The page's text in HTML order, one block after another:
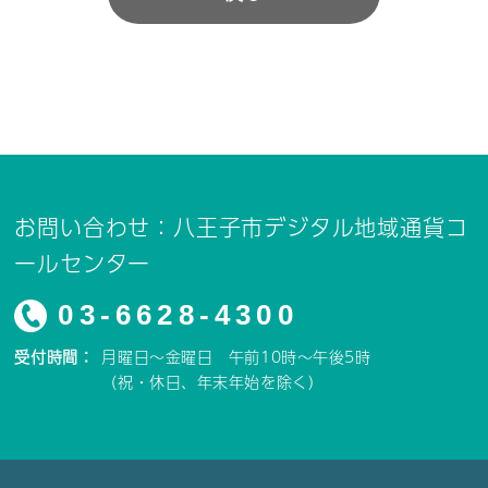
お問い合わせ：八王子市デジタル地域通貨コ
ールセンター
03-6628-4300
受付時間： 月曜日～金曜日 午前10時～午後5時
（祝・休日、年末年始を除く）